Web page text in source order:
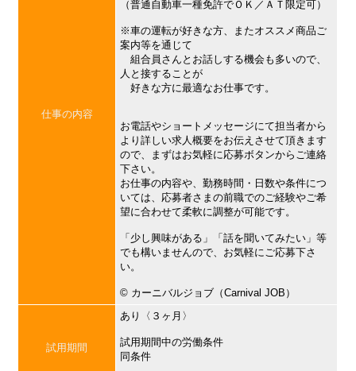
仕事の内容
（普通自動車一種免許でＯＫ／ＡＴ限定可）
※車の運転が好きな方、またオススメ商品ご
案内等を通じて
組合員さんとお話しする機会も多いので、
人と接することが
好きな方に最適なお仕事です。
お電話やショートメッセージにて担当者から
より詳しい求人概要をお伝えさせて頂きます
ので、まずはお気軽に応募ボタンからご連絡
下さい。
お仕事の内容や、勤務時間・日数や条件につ
いては、応募者さまの前職でのご経験やご希
望に合わせて柔軟に調整が可能です。
「少し興味がある」「話を聞いてみたい」等
でも構いませんので、お気軽にご応募下さ
い。
©︎ カーニバルジョブ（Carnival JOB）
試用期間
あり〈３ヶ月〉
試用期間中の労働条件
同条件